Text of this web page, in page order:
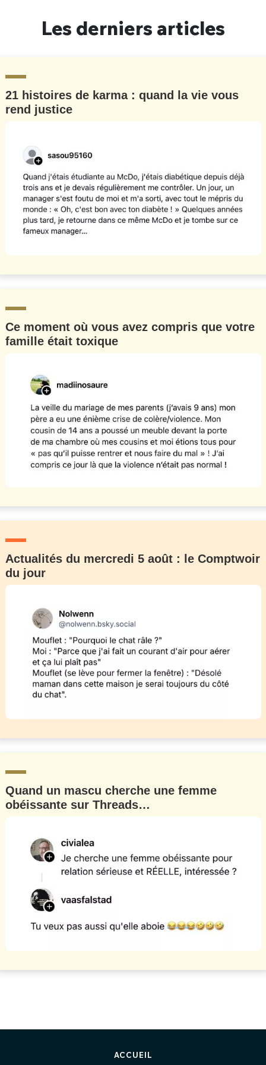
Les derniers articles
21 histoires de karma : quand la vie vous
rend justice
Ce moment où vous avez compris que votre
famille était toxique
Actualités du mercredi 5 août : le Comptwoir
du jour
Quand un mascu cherche une femme
obéissante sur Threads…
ACCUEIL
Un Thread